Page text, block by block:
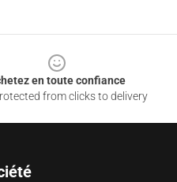
en toute confiance
from clicks to delivery